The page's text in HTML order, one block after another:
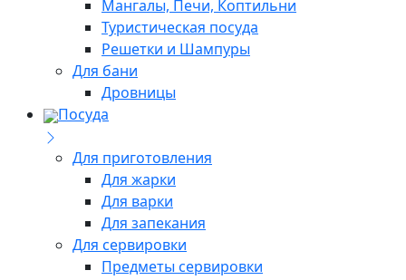
Мангалы, Печи, Коптильни
Туристическая посуда
Решетки и Шампуры
Для бани
Дровницы
Посуда
Для приготовления
Для жарки
Для варки
Для запекания
Для сервировки
Предметы сервировки